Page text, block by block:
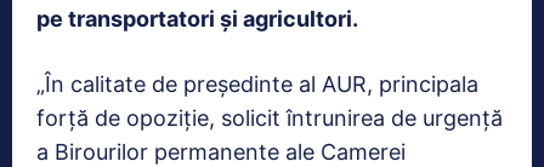
pe transportatori şi agricultori.
„În calitate de preşedinte al AUR, principala
forţă de opoziţie, solicit întrunirea de urgenţă
a Birourilor permanente ale Camerei